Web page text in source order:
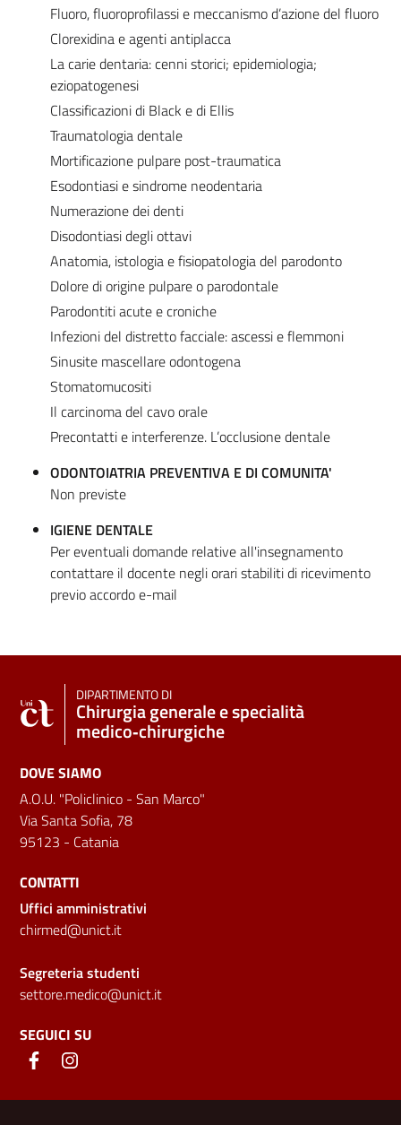
Fluoro, fluoroprofilassi e meccanismo d’azione del fluoro
Clorexidina e agenti antiplacca
La carie dentaria: cenni storici; epidemiologia;
eziopatogenesi
Classificazioni di Black e di Ellis
Traumatologia dentale
Mortificazione pulpare post-traumatica
Esodontiasi e sindrome neodentaria
Numerazione dei denti
Disodontiasi degli ottavi
Anatomia, istologia e fisiopatologia del parodonto
Dolore di origine pulpare o parodontale
Parodontiti acute e croniche
Infezioni del distretto facciale: ascessi e flemmoni
Sinusite mascellare odontogena
Stomatomucositi
Il carcinoma del cavo orale
Precontatti e interferenze. L’occlusione dentale
ODONTOIATRIA PREVENTIVA E DI COMUNITA'
Non previste
IGIENE DENTALE
Per eventuali domande relative all'insegnamento
contattare il docente negli orari stabiliti di ricevimento
previo accordo e-mail
DIPARTIMENTO DI
Chirurgia generale e specialità
medico‑chirurgiche
DOVE SIAMO
A.O.U. "Policlinico - San Marco"
Via Santa Sofia, 78
95123 - Catania
CONTATTI
Uffici amministrativi
chirmed@unict.it
Segreteria studenti
settore.medico@unict.it
SEGUICI SU
Link e informazioni utili